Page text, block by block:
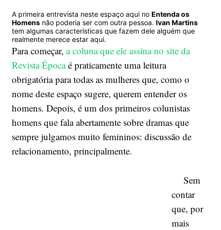
A primeira entrevista neste espaço aqui no Entenda os
Homensnão poderia ser com outra pessoa. Ivan Martins
tem algumas características que fazem dele alguém que
realmente merece estar aqui.
Para começar, a coluna que ele assina no site da
Revista Épocaé praticamente uma leitura
obrigatória para todas as mulheres que, como o
nome deste espaço sugere, querem entender os
homens. Depois, é um dos primeiros colunistas
homens que fala abertamente sobre dramas que
sempre julgamos muito femininos: discussão de
relacionamento, principalmente.
Sem
contar
que, por
mais